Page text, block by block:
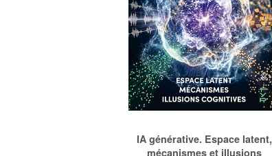
IA générative. Espace latent,
mécanismes et illusions